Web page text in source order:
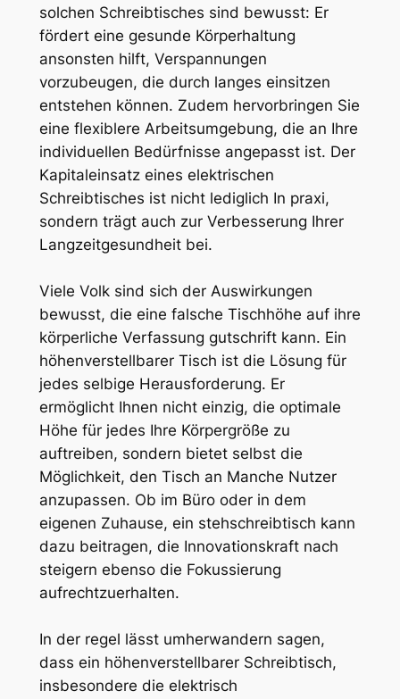
solchen Schreibtisches sind bewusst: Er
fördert eine gesunde Körperhaltung
ansonsten hilft, Verspannungen
vorzubeugen, die durch langes einsitzen
entstehen können. Zudem hervorbringen Sie
eine flexiblere Arbeitsumgebung, die an Ihre
individuellen Bedürfnisse angepasst ist. Der
Kapitaleinsatz eines elektrischen
Schreibtisches ist nicht lediglich In praxi,
sondern trägt auch zur Verbesserung Ihrer
Langzeitgesundheit bei.
Viele Volk sind sich der Auswirkungen
bewusst, die eine falsche Tischhöhe auf ihre
körperliche Verfassung gutschrift kann. Ein
höhenverstellbarer Tisch ist die Lösung für
jedes selbige Herausforderung. Er
ermöglicht Ihnen nicht einzig, die optimale
Höhe für jedes Ihre Körpergröße zu
auftreiben, sondern bietet selbst die
Möglichkeit, den Tisch an Manche Nutzer
anzupassen. Ob im Büro oder in dem
eigenen Zuhause, ein stehschreibtisch kann
dazu beitragen, die Innovationskraft nach
steigern ebenso die Fokussierung
aufrechtzuerhalten.
In der regel lässt umherwandern sagen,
dass ein höhenverstellbarer Schreibtisch,
insbesondere die elektrisch